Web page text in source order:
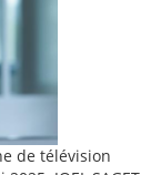
de télévision